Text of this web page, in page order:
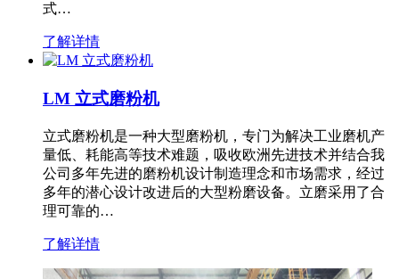
式…
了解详情
LM 立式磨粉机
立式磨粉机是一种大型磨粉机，专门为解决工业磨机产
量低、耗能高等技术难题，吸收欧洲先进技术并结合我
公司多年先进的磨粉机设计制造理念和市场需求，经过
多年的潜心设计改进后的大型粉磨设备。立磨采用了合
理可靠的…
了解详情